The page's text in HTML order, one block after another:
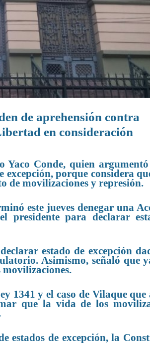
de aprehensión contra
en consideración
Yaco Conde, quien argumentó
porque considera
de movilizaciones y represión.
este jueves denegar una
presidente para declarar
estado de excepción
Asimismo, señaló que
movilizaciones.
1341 y el caso de Vilaque que
que la vida de los
estados de excepción, la